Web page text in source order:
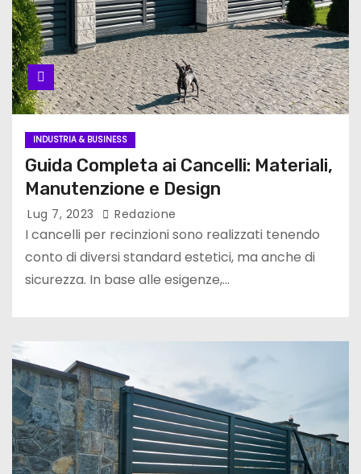
INDUSTRIA & BUSINESS
Guida Completa ai Cancelli: Materiali,
Manutenzione e Design
Lug 7, 2023 Redazione
I cancelli per recinzioni sono realizzati tenendo
conto di diversi standard estetici, ma anche di
sicurezza. In base alle esigenze,…